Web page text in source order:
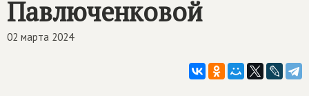
Павлюченковой
02 марта 2024